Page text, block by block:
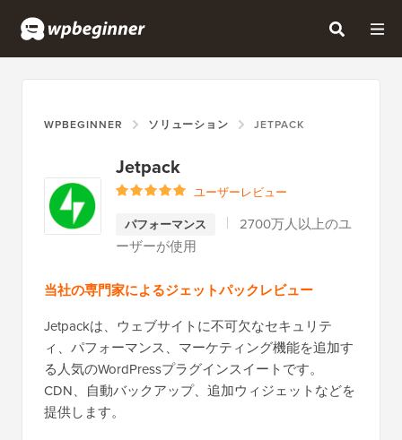
WPBEGINNER ソリューション JETPACK
Jetpack
ユーザーレビュー
パフォーマンス
2700万人以上のユ
ーザーが使用
当社の専門家によるジェットパックレビュー
Jetpackは、ウェブサイトに不可欠なセキュリテ
ィ、パフォーマンス、マーケティング機能を追加す
る人気のWordPressプラグインスイートです。
CDN、自動バックアップ、追加ウィジェットなどを
提供します。